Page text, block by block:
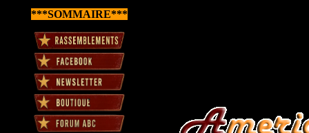
***SOMMAIRE***